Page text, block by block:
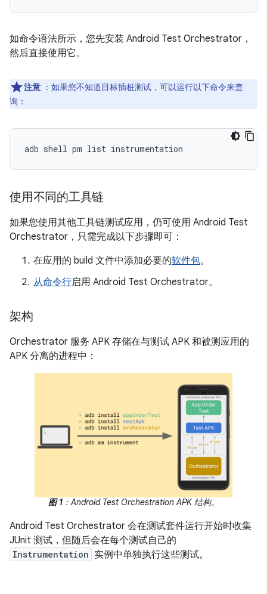
如命令语法所示，您先安装 Android Test Orchestrator，
然后直接使用它。
注意 ：如果您不知道目标插桩测试，可以运行以下命令来查
询 ：
使用不同的工具链
如果您使用其他工具链测试应用，仍可使用 Android Test
Orchestrator，只需完成以下步骤即可：
在应用的 build 文件中添加必要的软件包。
从命令行启用 Android Test Orchestrator。
架构
Orchestrator 服务 APK 存储在与测试 APK 和被测应用的
APK 分离的进程中：
图 1：Android Test Orchestration APK 结构。
Android Test Orchestrator 会在测试套件运行开始时收集
JUnit 测试，但随后会在每个测试自己的
Instrumentation 实例中单独执行这些测试。